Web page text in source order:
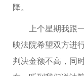
降。
上个星期我跟一
映法院希望双方进
判决金额不高，同